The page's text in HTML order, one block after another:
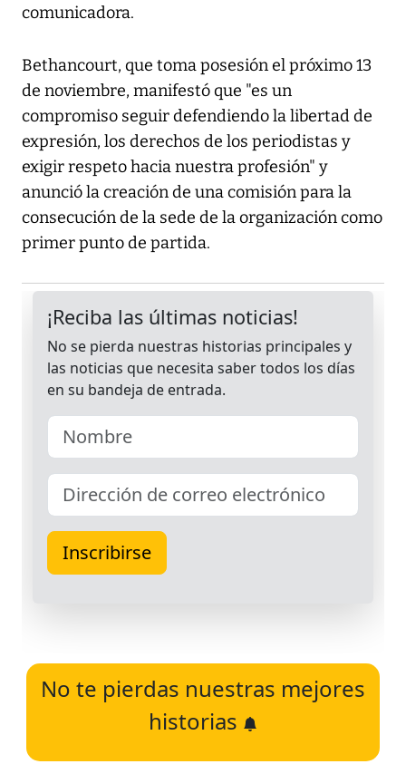
comunicadora.
Bethancourt, que toma posesión el próximo 13
de noviembre, manifestó que "es un
compromiso seguir defendiendo la libertad de
expresión, los derechos de los periodistas y
exigir respeto hacia nuestra profesión" y
anunció la creación de una comisión para la
consecución de la sede de la organización como
primer punto de partida.
No te pierdas nuestras mejores
historias